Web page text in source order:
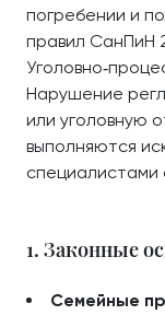
погребении и
правил СанПиН
Нарушение
или уголовную
выполняются
специалистами
1. Законные
Семейные